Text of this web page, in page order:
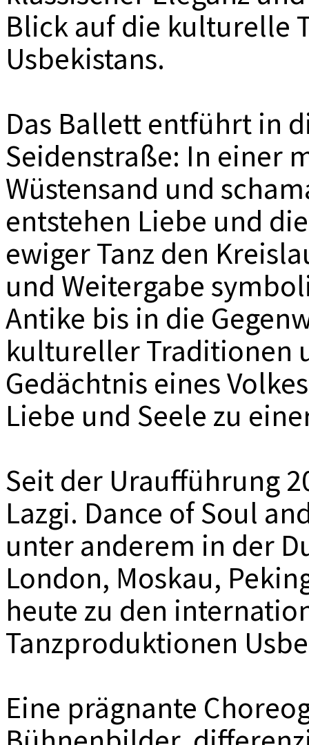
Blick auf die kulturelle
Usbekistans.
Das Ballett entführt in
Seidenstraße: In einer
Wüstensand und
entstehen Liebe und
ewiger Tanz den
und Weitergabe
Antike bis in die
kultureller Traditionen
Gedächtnis eines
Liebe und Seele zu
Seit der Uraufführung
Lazgi. Dance of Soul
unter anderem in der
London, Moskau,
heute zu den
Tanzproduktionen
Eine prägnante